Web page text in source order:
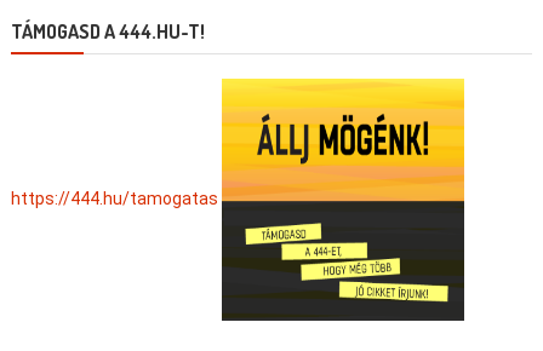
TÁMOGASD A 444.HU-T!
https://444.hu/tamogatas